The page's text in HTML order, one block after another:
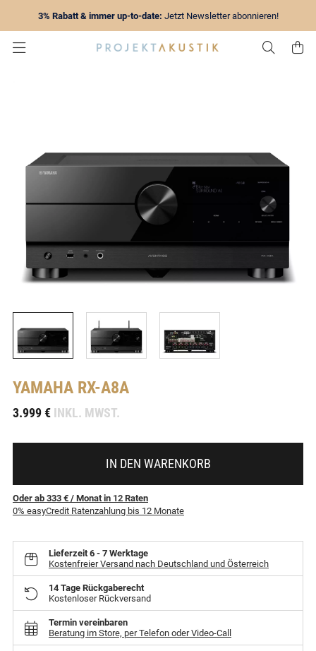
3% Rabatt & immer up-to-date: Jetzt Newsletter abonnieren!
Zur
YAMAHA RX-A8A
3.999 € INKL. MWST.
IN DEN WARENKORB
Oder ab 333 € / Monatin 12 Raten
0% easyCredit Ratenzahlung bis 12 Monate
Lieferzeit6 - 7 Werktage
Kostenfreier Versand nach Deutschland und Österreich
14 Tage Rückgaberecht
Kostenloser Rückversand
Termin vereinbaren
Beratung im Store, per Telefon oder Video-Call